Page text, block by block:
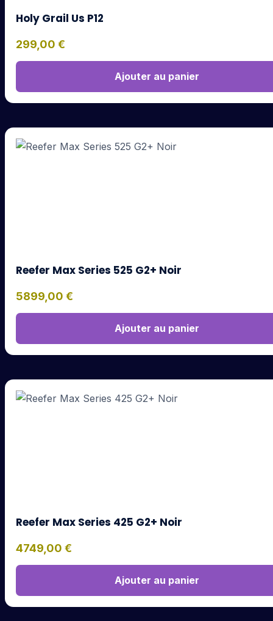
Holy Grail Us P12
299,00 €
Ajouter au panier
Reefer Max Series 525 G2+ Noir
5899,00 €
Ajouter au panier
Reefer Max Series 425 G2+ Noir
4749,00 €
Ajouter au panier